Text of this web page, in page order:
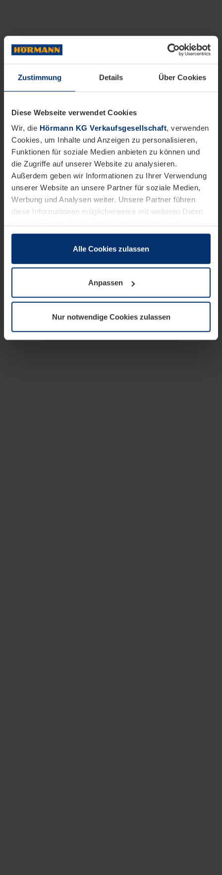
Zustimmung Details Über Cookies
Diese Webseite verwendet Cookies
Wir, die Hörmann KG Verkaufsgesellschaft, verwenden
Cookies, um Inhalte und Anzeigen zu personalisieren,
Funktionen für soziale Medien anbieten zu können und
die Zugriffe auf unserer Website zu analysieren.
Außerdem geben wir Informationen zu Ihrer Verwendung
unserer Website an unsere Partner für soziale Medien,
Werbung und Analysen weiter. Unsere Partner führen
diese Informationen möglicherweise mit weiteren Daten
sie im Rahmen Ihrer Nutzung der Dienste gesammelt
wenn diese für den Betrieb dieser Seite unbedingt
notwendig sind. Für alle anderen Cookie-Typen benötigen
wir Ihre Erlaubnis. Ihre Einwilligung können Sie jederzeit
Datenschutzerklärungunserer Website ändern oder
widerrufen.
Alle Cookies zulassen
Anpassen
Nur notwendige Cookies zulassen